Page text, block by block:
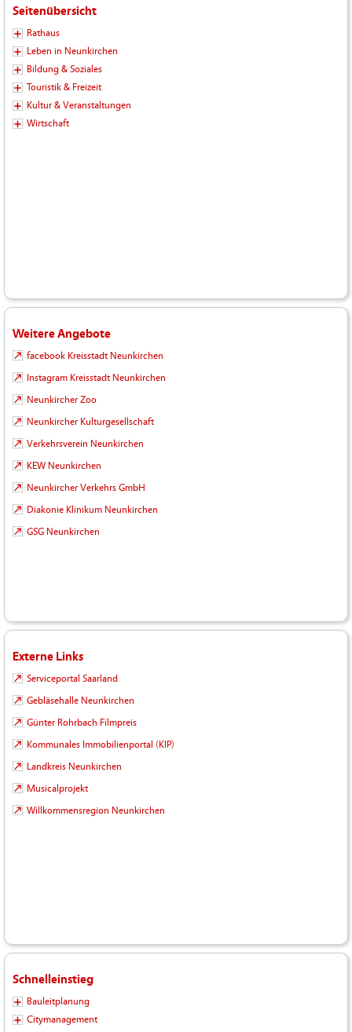
Seitenübersicht
Rathaus
Leben in Neunkirchen
Bildung & Soziales
Touristik & Freizeit
Kultur & Veranstaltungen
Wirtschaft
Weitere Angebote
facebook Kreisstadt Neunkirchen
Instagram Kreisstadt Neunkirchen
Neunkircher Zoo
Neunkircher Kulturgesellschaft
Verkehrsverein Neunkirchen
KEW Neunkirchen
Neunkircher Verkehrs GmbH
Diakonie Klinikum Neunkirchen
GSG Neunkirchen
Externe Links
Serviceportal Saarland
Gebläsehalle Neunkirchen
Günter Rohrbach Filmpreis
Kommunales Immobilienportal (KIP)
Landkreis Neunkirchen
Musicalprojekt
Willkommensregion Neunkirchen
Schnelleinstieg
Bauleitplanung
Citymanagement